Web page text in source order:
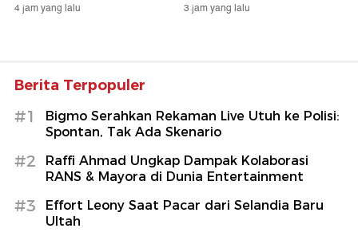
4 jam yang lalu 3 jam yang lalu
Berita Terpopuler
#1
Bigmo Serahkan Rekaman Live Utuh ke Polisi:
Spontan, Tak Ada Skenario
#2
Raffi Ahmad Ungkap Dampak Kolaborasi
RANS & Mayora di Dunia Entertainment
#3
Effort Leony Saat Pacar dari Selandia Baru
Ultah